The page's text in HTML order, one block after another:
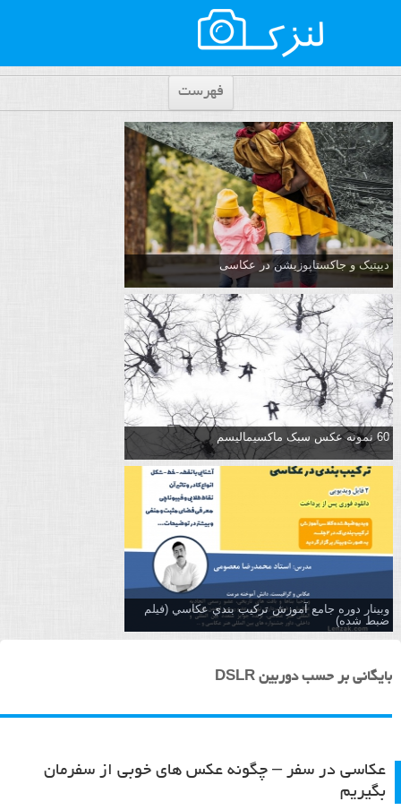
فهرست
دیپتیک و جاکستا‌پوزیشن در عکاسی
60 نمونه عکس سبک ماکسیمالیسم
وبینار دوره جامع آموزش تركيب بندي عكاسي (فیلم
ضبط شده)
بایگانی بر حسب دوربین DSLR
عکاسی در سفر – چگونه عکس های خوبی از سفرمان
بگیریم